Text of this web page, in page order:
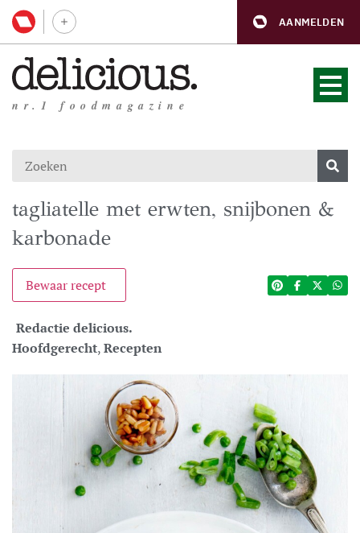
AANMELDEN
nr.1 foodmagazine
tagliatelle met erwten, snijbonen &
karbonade
Bewaar recept
Redactie delicious.
Hoofdgerecht,Recepten